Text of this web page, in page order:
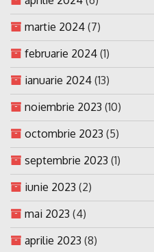
martie 2024 (7)
februarie 2024 (1)
ianuarie 2024 (13)
noiembrie 2023 (10)
octombrie 2023 (5)
septembrie 2023 (1)
iunie 2023 (2)
mai 2023 (4)
aprilie 2023 (8)